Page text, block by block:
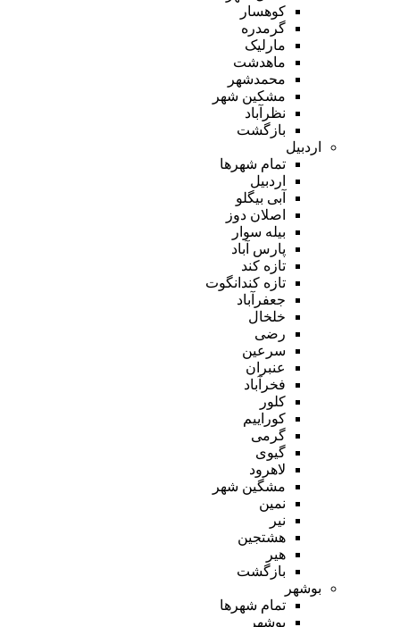
کوهسار
گرمدره
مارلیک
ماهدشت
محمدشهر
مشکین شهر
نظرآباد
بازگشت
اردبیل
تمام شهر‌ها
اردبیل
آبی بیگلو
اصلان دوز
بیله سوار
پارس آباد
تازه کند
تازه کندانگوت
جعفرآباد
خلخال
رضی
سرعین
عنبران
فخرآباد
کلور
کوراییم
گرمی
گیوی
لاهرود
مشگین شهر
نمین
نیر
هشتجین
هیر
بازگشت
بوشهر
تمام شهر‌ها
بوشهر